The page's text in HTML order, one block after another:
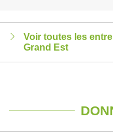
Voir toutes les
Grand Est